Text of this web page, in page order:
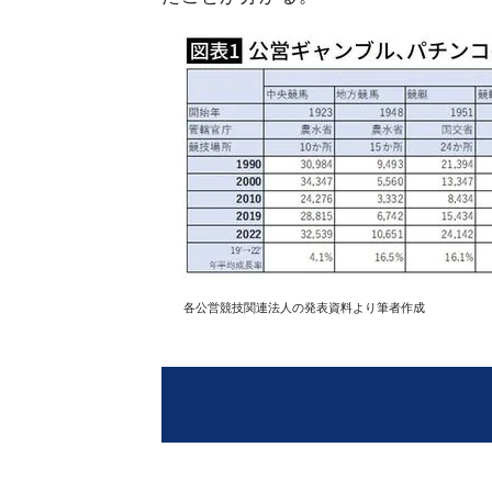
各公営競技関連法人の発表資料より筆者作成